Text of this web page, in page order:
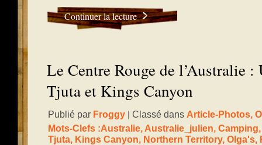
Continuer la lecture
Le Centre Rouge de l’Australie
Tjuta et Kings Canyon
Publié par Froggy | Classé dans Article-Photos,
Mots-Clefs :Australie, Australie_julien, Camping
Tjuta, Kings Canyon, Northern Territory, Olga's,